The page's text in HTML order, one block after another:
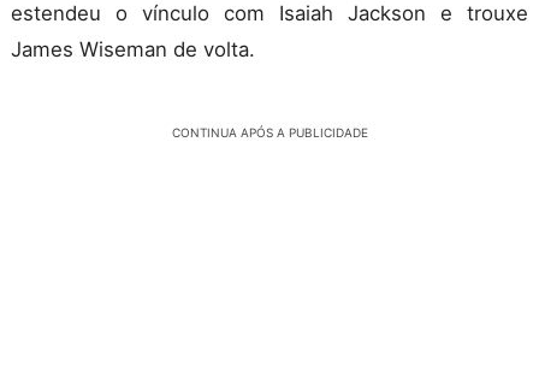
estendeu o vínculo com Isaiah Jackson e trouxe
James Wiseman de volta.
CONTINUA APÓS A PUBLICIDADE